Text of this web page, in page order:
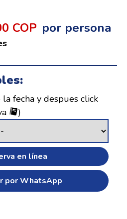
COP por persona
fecha y despues click
)
en línea
por WhatsApp